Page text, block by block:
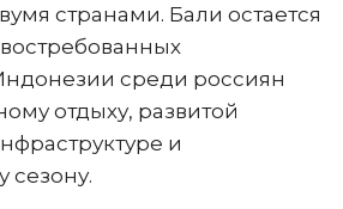
странами. Бали остается
среди россиян
отдыху, развитой
и
сезону.